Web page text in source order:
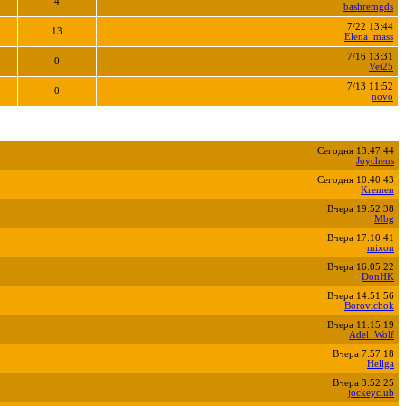
bashremgds
13
7/22 13:44
Elena_mass
0
7/16 13:31
Vet25
0
7/13 11:52
novo
Сегодня 13:47:44
Joychens
Сегодня 10:40:43
Kremen
Вчера 19:52:38
Mbg
Вчера 17:10:41
mixon
Вчера 16:05:22
DonHK
Вчера 14:51:56
Borovichok
Вчера 11:15:19
Adel_Wolf
Вчера 7:57:18
Hellga
Вчера 3:52:25
jockeyclub